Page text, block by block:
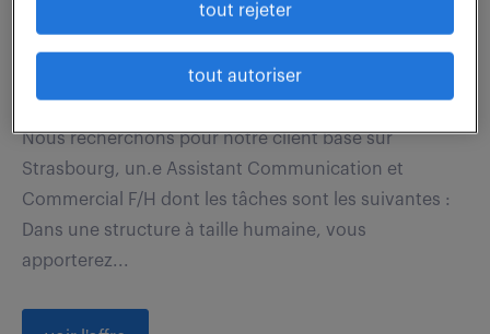
Strasbourg (67)
CDI
27 000 - 33 000 € / an
Nous recherchons pour notre client basé sur
Strasbourg, un.e Assistant Communication et
Commercial F/H dont les tâches sont les suivantes :
Dans une structure à taille humaine, vous
apporterez...
tout rejeter
tout autoriser